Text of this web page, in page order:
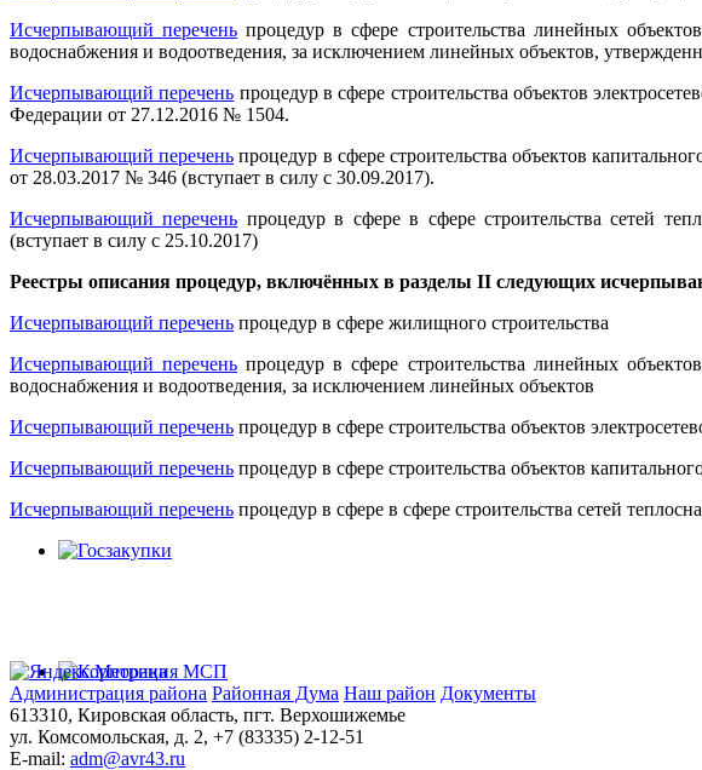
Исчерпывающий перечень процедур в сфере строительства линейных
водоснабжения и водоотведения, за исключением линейных объектов,
Исчерпывающий перечень процедур в сфере строительства объектов
Федерации от 27.12.2016 № 1504.
Исчерпывающий перечень процедур в сфере строительства объектов
от 28.03.2017 № 346 (вступает в силу с 30.09.2017).
Исчерпывающий перечень процедур в сфере в сфере строительства сетей
(вступает в силу с 25.10.2017)
Реестры описания процедур, включённых в разделы II следующих
Исчерпывающий перечень процедур в сфере жилищного строительства
Исчерпывающий перечень процедур в сфере строительства линейных
водоснабжения и водоотведения, за исключением линейных объектов
Исчерпывающий перечень процедур в сфере строительства объектов
Исчерпывающий перечень процедур в сфере строительства объектов
Исчерпывающий перечень процедур в сфере в сфере строительства сетей
Администрация района Районная Дума Наш район Документы
613310, Кировская область, пгт. Верхошижемье
ул. Комсомольская, д. 2, +7 (83335) 2-12-51
E-mail: adm@avr43.ru